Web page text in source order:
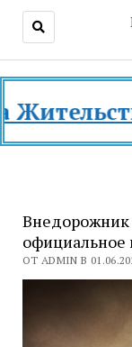
в
Внедорожник
официальное
ОТ ADMIN В